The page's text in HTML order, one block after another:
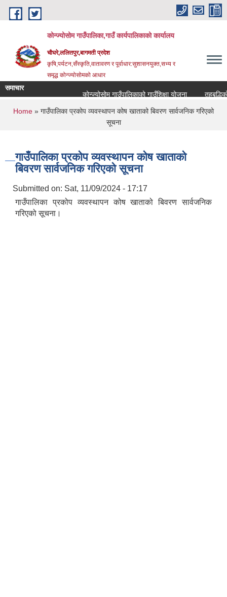
Skip to main content
कोन्ज्योसोम गाउँपालिका,गाउँ कार्यपालिकाको कार्यालय
चौघरे,ललितपुर,बागमती प्रदेश
कृषि,पर्यटन,सँस्कृति,वातावरण र पूर्वाधार:सुशासनयुक्त,सभ्य र
समृद्ध कोन्ज्योसोमको आधार
समाचार
कोन्ज्योसोम गाउँपालिकाको गाउँशिक्षा योजना
You are here
Home » गाउँपालिका प्रकोप व्यवस्थापन कोष खाताको बिवरण सार्वजनिक गरिएको
सूचना
गाउँपालिका प्रकोप व्यवस्थापन कोष खाताको
बिवरण सार्वजनिक गरिएको सूचना
Submitted on: Sat, 11/09/2024 - 17:17
गाउँपालिका प्रकोप व्यवस्थापन कोष खाताको बिवरण सार्वजनिक
गरिएको सूचना।